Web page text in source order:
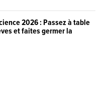
2026 : Passez à table
et faites germer la